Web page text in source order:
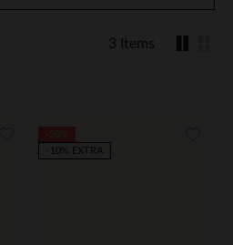
3 Items
-10% EXTRA